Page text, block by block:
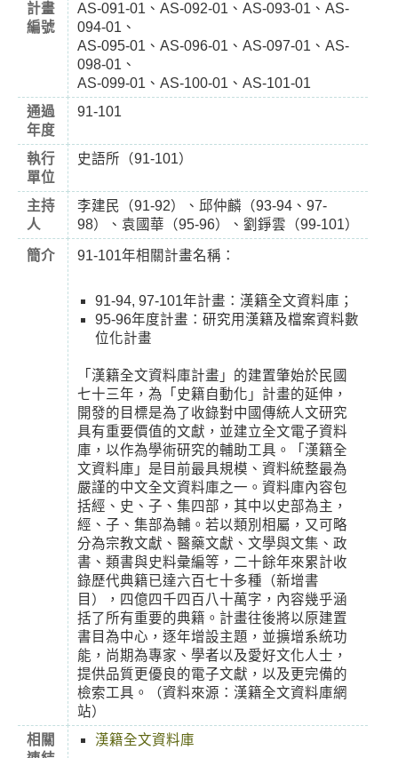
計畫
編號
AS-091-01、AS-092-01、AS-093-01、AS-
094-01、
AS-095-01、AS-096-01、AS-097-01、AS-
098-01、
AS-099-01、AS-100-01、AS-101-01
通過
年度
91-101
執行
單位
史語所（91-101）
主持
人
李建民（91-92）、邱仲麟（93-94、97-
98）、袁國華（95-96）、劉錚雲（99-101）
簡介 91-101年相關計畫名稱：
91-94, 97-101年計畫：漢籍全文資料庫；
95-96年度計畫：研究用漢籍及檔案資料數
位化計畫
「漢籍全文資料庫計畫」的建置肇始於民國
七十三年，為「史籍自動化」計畫的延伸，
開發的目標是為了收錄對中國傳統人文研究
具有重要價值的文獻，並建立全文電子資料
庫，以作為學術研究的輔助工具。「漢籍全
文資料庫」是目前最具規模、資料統整最為
嚴謹的中文全文資料庫之一。資料庫內容包
括經、史、子、集四部，其中以史部為主，
經、子、集部為輔。若以類別相屬，又可略
分為宗教文獻、醫藥文獻、文學與文集、政
書、類書與史料彙編等，二十餘年來累計收
錄歷代典籍已達六百七十多種（新增書
目），四億四千四百八十萬字，內容幾乎涵
括了所有重要的典籍。計畫往後將以原建置
書目為中心，逐年增設主題，並擴增系統功
能，尚期為專家、學者以及愛好文化人士，
提供品質更優良的電子文獻，以及更完備的
檢索工具。（資料來源：漢籍全文資料庫網
站）
相關
漢籍全文資料庫